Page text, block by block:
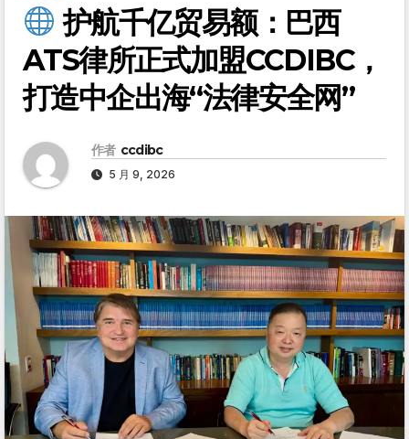
护航千亿贸易额：巴西
ATS律所正式加盟CCDIBC，
打造中企出海“法律安全网”
作者 ccdibc
5 月 9, 2026